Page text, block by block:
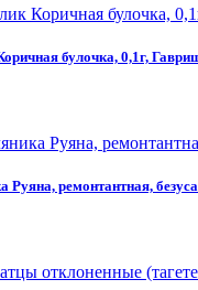
булочка, 0,1г,
Руяна, ремонтантная,